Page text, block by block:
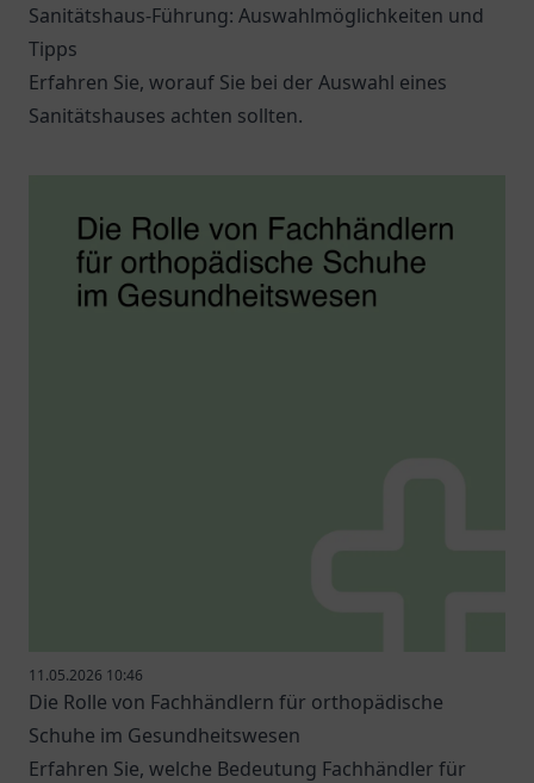
Sanitätshaus-Führung: Auswahlmöglichkeiten und
Tipps
Erfahren Sie, worauf Sie bei der Auswahl eines
Sanitätshauses achten sollten.
11.05.2026 10:46
Die Rolle von Fachhändlern für orthopädische
Schuhe im Gesundheitswesen
Erfahren Sie, welche Bedeutung Fachhändler für